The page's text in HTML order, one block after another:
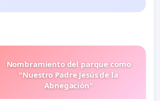
Nombramiento del parque como
"Nuestro Padre Jesús de la
Abnegación"